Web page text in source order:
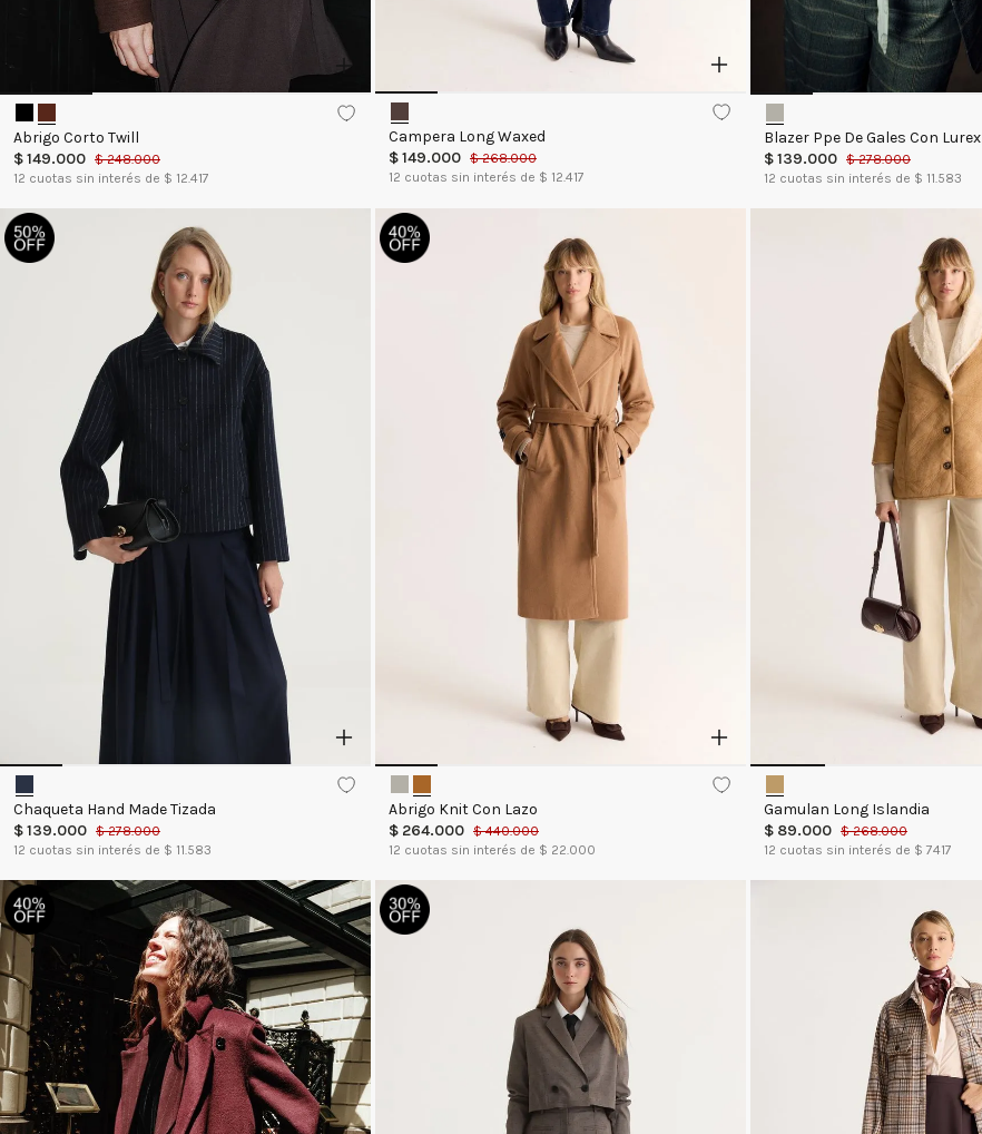
Abrigo Corto Twill
$149.000 $ 248.000
12 cuotas sin interés de $ 12.417
Campera Long Waxed
$149.000 $ 268.000
12 cuotas sin interés de $ 12.417
Blazer Ppe De Gales Con Lurex
$139.000 $ 278.000
12 cuotas sin interés de $ 11.583
Chaqueta Hand Made Tizada
$139.000 $ 278.000
12 cuotas sin interés de $ 11.583
Abrigo Knit Con Lazo
$ 264.000 $ 440.000
12 cuotas sin interés de $ 22.000
Gamulan Long Islandia
$ 89.000 $ 268.000
12 cuotas sin interés de $ 7417